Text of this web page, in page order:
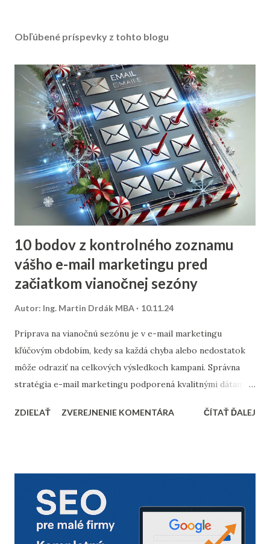
Obľúbené príspevky z tohto blogu
10 bodov z kontrolného zoznamu
vášho e-mail marketingu pred
začiatkom vianočnej sezóny
Autor: Ing. Martin Drdák MBA 10.11.24
Príprava na vianočnú sezónu je v e-mail marketingu
kľúčovým obdobím, kedy sa každá chyba alebo nedostatok
môže odraziť na celkových výsledkoch kampaní. Správna
stratégia e-mail marketingu podporená kvalitnými dátami a
priniesť nárast predajov aj vysokú spokojnosť zákazníkov.
Odfiltrovanie neaktívnych používateľov, starých alebo
neoverených e-mailov vám pomôže zvýšiť mieru
doručiteľnosti a znížiť riziko, že vaše e-maily skončia v
ZDIEĽAŤ ZVEREJNENIE KOMENTÁRA ČÍTAŤ ĎALEJ